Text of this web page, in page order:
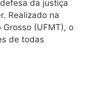
da justiça
Realizado na
(UFMT), o
de todas